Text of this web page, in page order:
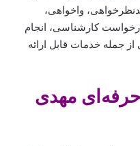
واخواهی،
کارشناسی، انجام
جمله خدمات قابل ارائه
مهدی